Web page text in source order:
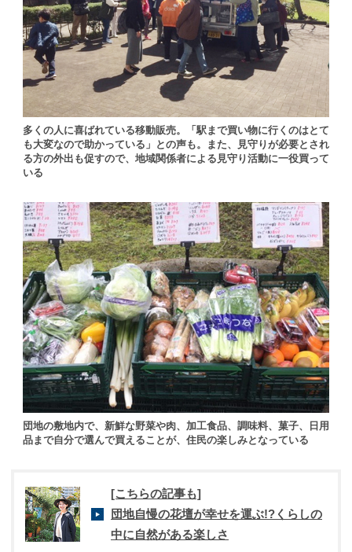
多くの人に喜ばれている移動販売。「駅まで買い物に行くのはとて
も大変なので助かっている」との声も。また、見守りが必要とされ
る方の外出も促すので、地域関係者による見守り活動に一役買って
いる
団地の敷地内で、新鮮な野菜や肉、加工食品、調味料、菓子、日用
品まで自分で選んで買えることが、住民の楽しみとなっている
[こちらの記事も]
団地自慢の花壇が幸せを運ぶ!?くらしの
中に自然がある楽しさ